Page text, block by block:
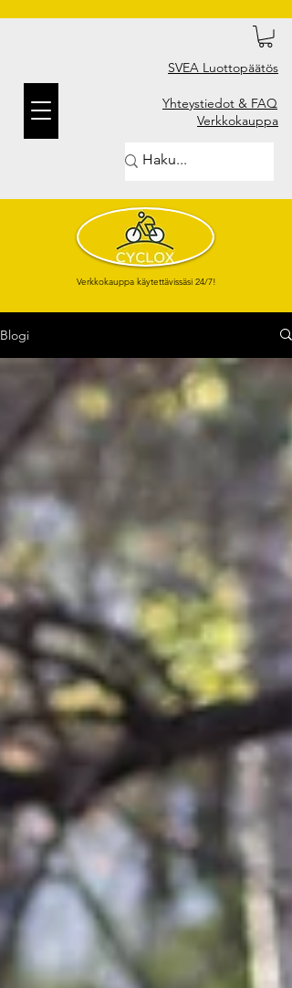
SVEA Luottopäätös
Yhteystiedot & FAQ
Verkkokauppa
Verkkokauppa käytettävissäsi 24/7!
Blogi